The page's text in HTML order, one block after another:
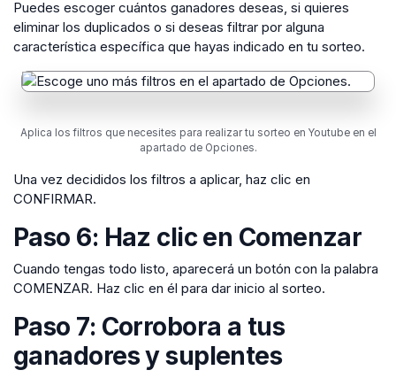
Puedes escoger cuántos ganadores deseas, si quieres
eliminar los duplicados o si deseas filtrar por alguna
característica específica que hayas indicado en tu sorteo.
Aplica los filtros que necesites para realizar tu sorteo en Youtube en el
apartado de Opciones.
Una vez decididos los filtros a aplicar, haz clic en
CONFIRMAR.
Paso 6: Haz clic en Comenzar
Cuando tengas todo listo, aparecerá un botón con la palabra
COMENZAR. Haz clic en él para dar inicio al sorteo.
Paso 7: Corrobora a tus
ganadores y suplentes